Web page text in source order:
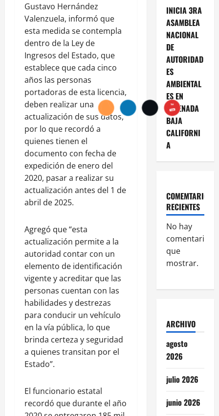
Gustavo Hernández
Valenzuela, informó que
esta medida se contempla
dentro de la Ley de
Ingresos del Estado, que
establece que cada cinco
años las personas
portadoras de esta licencia,
deben realizar una
actualización de sus datos,
por lo que recordó a
quienes tienen el
documento con fecha de
expedición de enero del
2020, pasar a realizar su
actualización antes del 1 de
abril de 2025.
Agregó que “esta
actualización permite a la
autoridad contar con un
elemento de identificación
vigente y acreditar que las
personas cuentan con las
habilidades y destrezas
para conducir un vehículo
en la vía pública, lo que
brinda certeza y seguridad
a quienes transitan por el
Estado”.
El funcionario estatal
recordó que durante el año
INICIA 3RA
ASAMBLEA
NACIONAL
DE
AUTORIDAD
ES
AMBIENTAL
ES EN
ENSENADA
BAJA
CALIFORNI
A
COMEMTARIOS
RECIENTES
No hay
comentarios
que
mostrar.
ARCHIVO
agosto
2026
julio 2026
junio 2026